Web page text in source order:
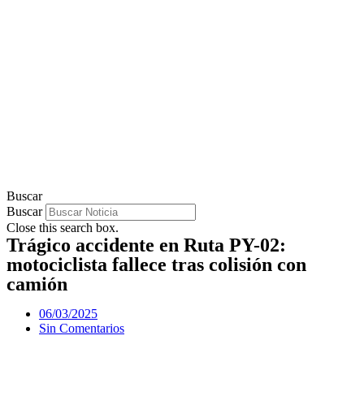
Buscar
Buscar
Close this search box.
Trágico accidente en Ruta PY-02:
motociclista fallece tras colisión con
camión
06/03/2025
Sin Comentarios